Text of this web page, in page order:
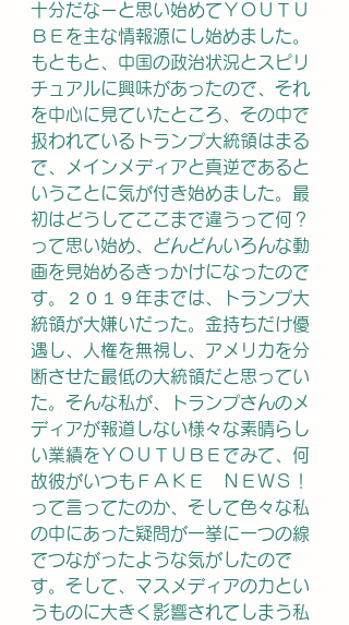
十分だなーと思い始めてＹＯＵＴＵ
ＢＥを主な情報源にし始めました。
もともと、中国の政治状況とスピリ
チュアルに興味があったので、それ
を中心に見ていたところ、その中で
扱われているトランプ大統領はまる
で、メインメディアと真逆であると
いうことに気が付き始めました。最
初はどうしてここまで違うって何？
って思い始め、どんどんいろんな動
画を見始めるきっかけになったので
す。２０１９年までは、トランプ大
統領が大嫌いだった。金持ちだけ優
遇し、人権を無視し、アメリカを分
断させた最低の大統領だと思ってい
た。そんな私が、トランプさんのメ
ディアが報道しない様々な素晴らし
い業績をＹＯＵＴＵＢＥでみて、何
故彼がいつもＦＡＫＥ　ＮＥＷＳ！
って言ってたのか、そして色々な私
の中にあった疑問が一挙に一つの線
でつながったような気がしたので
す。そして、マスメディアの力とい
うものに大きく影響されてしまう私